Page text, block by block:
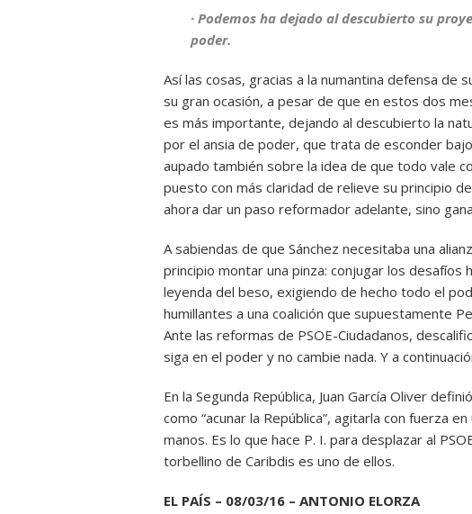
· Podemos ha dejado al descubierto su
poder.
Así las cosas, gracias a la numantina defensa de
su gran ocasión, a pesar de que en estos dos
es más importante, dejando al descubierto la
por el ansia de poder, que trata de esconder
aupado también sobre la idea de que todo vale
puesto con más claridad de relieve su principio
ahora dar un paso reformador adelante, sino
A sabiendas de que Sánchez necesitaba una
principio montar una pinza: conjugar los desafíos
leyenda del beso, exigiendo de hecho todo el
humillantes a una coalición que supuestamente
Ante las reformas de PSOE-Ciudadanos,
siga en el poder y no cambie nada. Y a
En la Segunda República, Juan García Oliver
como “acunar la República”, agitarla con fuerza
manos. Es lo que hace P. I. para desplazar al
torbellino de Caribdis es uno de ellos.
EL PAÍS – 08/03/16 – ANTONIO ELORZA